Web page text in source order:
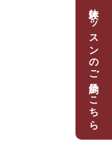
体験レッスンのご予約はこちら